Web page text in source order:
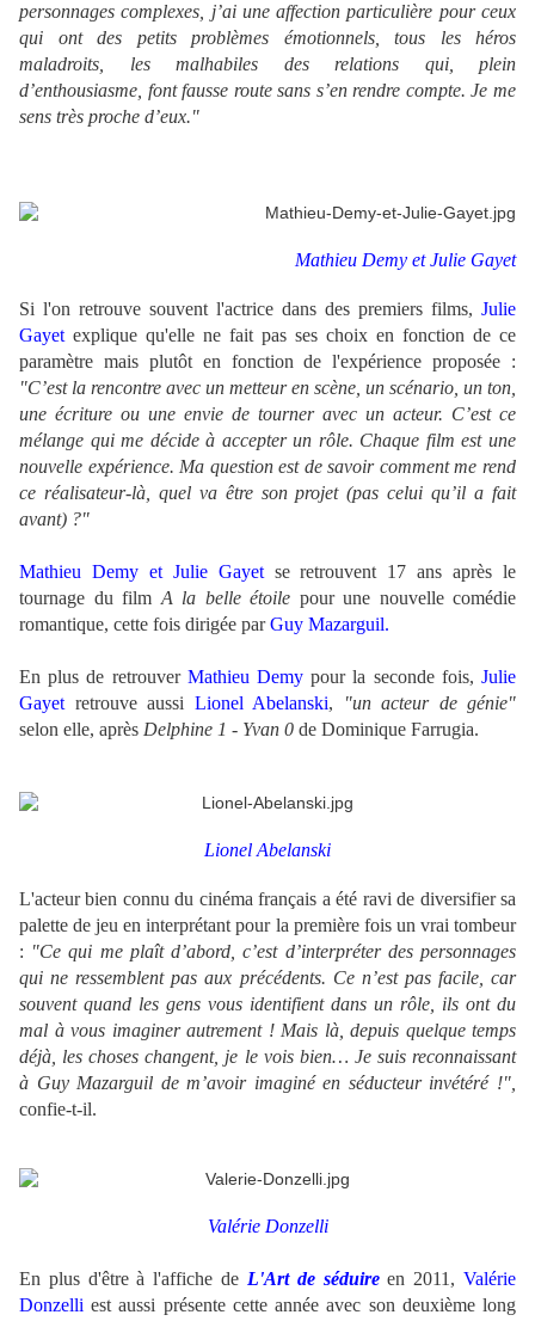
personnages complexes, j’ai une affection particulière pour ceux
qui ont des petits problèmes émotionnels, tous les héros
maladroits, les malhabiles des relations qui, plein
d’enthousiasme, font fausse route sans s’en rendre compte. Je me
sens très proche d’eux."
Mathieu Demy et Julie Gayet
Si l'on retrouve souvent l'actrice dans des premiers films, Julie
Gayet explique qu'elle ne fait pas ses choix en fonction de ce
paramètre mais plutôt en fonction de l'expérience proposée :
"C’est la rencontre avec un metteur en scène, un scénario, un ton,
une écriture ou une envie de tourner avec un acteur. C’est ce
mélange qui me décide à accepter un rôle. Chaque film est une
nouvelle expérience. Ma question est de savoir comment me rend
ce réalisateur-là, quel va être son projet (pas celui qu’il a fait
avant) ?"
Mathieu Demy et Julie Gayetse retrouvent 17 ans après le
tournage du film A la belle étoile pour une nouvelle comédie
romantique, cette fois dirigée parGuy Mazarguil.
En plus de retrouver Mathieu Demy pour la seconde fois,Julie
Gayet retrouve aussi Lionel Abelanski,
"un acteur de génie"
selon elle, après Delphine 1 - Yvan 0 de Dominique Farrugia.
Lionel Abelanski
L'acteur bien connu du cinéma français a été ravi de diversifier sa
palette de jeu en interprétant pour la première fois un vrai tombeur
: "Ce qui me plaît d’abord, c’est d’interpréter des personnages
qui ne ressemblent pas aux précédents. Ce n’est pas facile, car
souvent quand les gens vous identifient dans un rôle, ils ont du
mal à vous imaginer autrement ! Mais là, depuis quelque temps
déjà, les choses changent, je le vois bien… Je suis reconnaissant
à Guy Mazarguil de m’avoir imaginé en séducteur invétéré !",
confie-t-il.
Valérie Donzelli
En plus d'être à l'affiche de L'Art de séduireen 2011,Valérie
Donzelli est aussi présente cette année avec son deuxième long